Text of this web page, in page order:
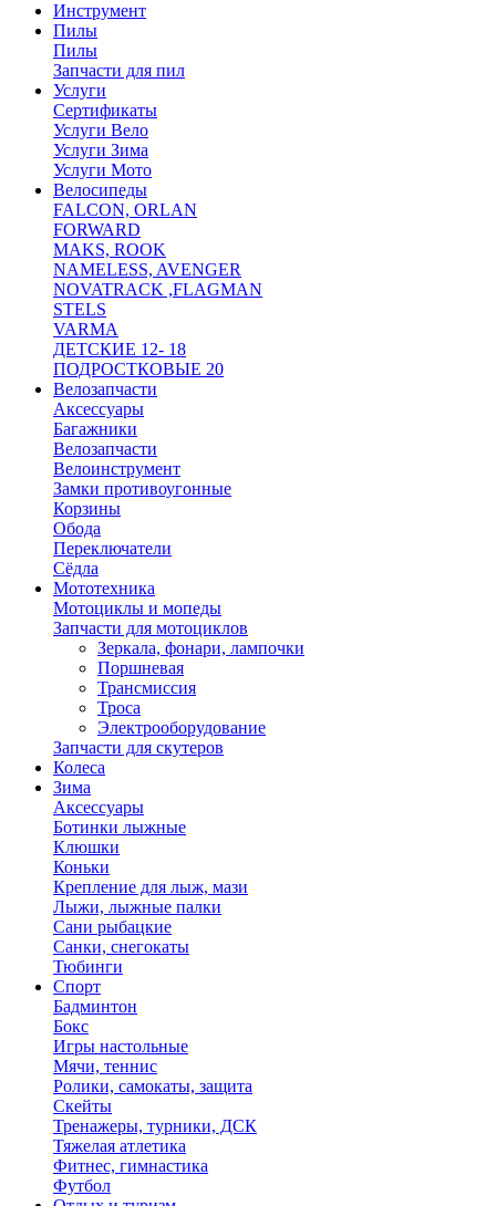
Инструмент
Пилы
Пилы
Запчасти для пил
Услуги
Сертификаты
Услуги Вело
Услуги Зима
Услуги Мото
Велосипеды
FALCON, ORLAN
FORWARD
MAKS, ROOK
NAMELESS, AVENGER
NOVATRACK ,FLAGMAN
STELS
VARMA
ДЕТСКИЕ 12- 18
ПОДРОСТКОВЫЕ 20
Велозапчасти
Аксессуары
Багажники
Велозапчасти
Велоинструмент
Замки противоугонные
Корзины
Обода
Переключатели
Сёдла
Мототехника
Мотоциклы и мопеды
Запчасти для мотоциклов
Зеркала, фонари, лампочки
Поршневая
Трансмиссия
Троса
Электрооборудование
Запчасти для скутеров
Колеса
Зима
Аксессуары
Ботинки лыжные
Клюшки
Коньки
Крепление для лыж, мази
Лыжи, лыжные палки
Сани рыбацкие
Санки, снегокаты
Тюбинги
Спорт
Бадминтон
Бокс
Игры настольные
Мячи, теннис
Ролики, самокаты, защита
Скейты
Тренажеры, турники, ДСК
Тяжелая атлетика
Фитнес, гимнастика
Футбол